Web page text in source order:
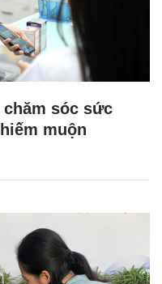
sóc sức
muộn